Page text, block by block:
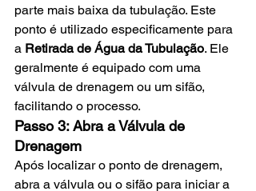
parte mais baixa da tubulação. Este
ponto é utilizado especificamente para
a Retirada de Água da Tubulação. Ele
geralmente é equipado com uma
válvula de drenagem ou um sifão,
facilitando o processo.
Passo 3: Abra a Válvula de
Drenagem
Após localizar o ponto de drenagem,
abra a válvula ou o sifão para iniciar a